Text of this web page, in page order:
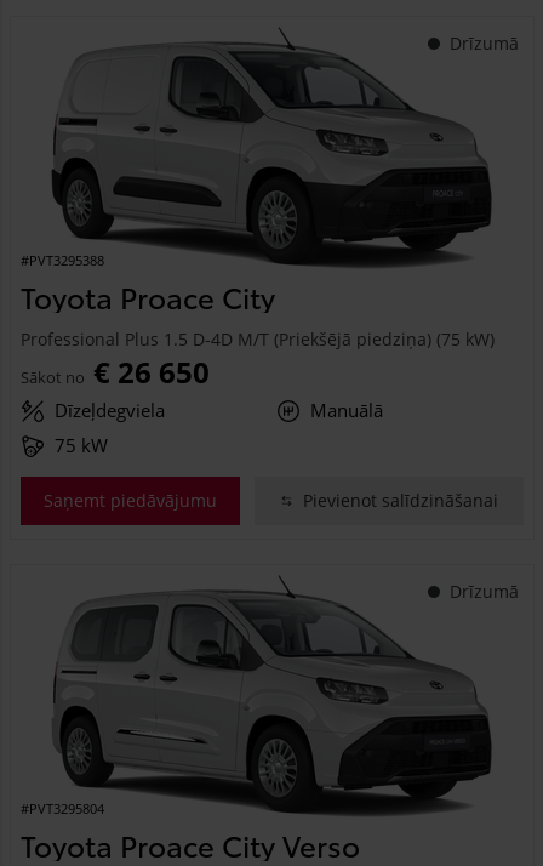
Drīzumā
#PVT3295388
Toyota Proace City
Professional Plus 1.5 D-4D M/T (Priekšējā piedziņa) (75 kW)
Sākot no € 26 650
Dīzeļdegviela
Manuālā
75 kW
Saņemt piedāvājumu Pievienot salīdzināšanai
Drīzumā
#PVT3295804
Toyota Proace City Verso